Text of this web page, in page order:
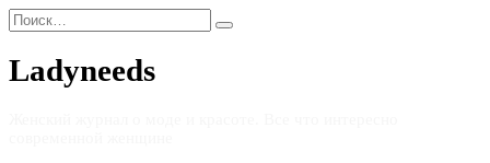
Перейти
к
содержанию
Search
for:
Ladyneeds